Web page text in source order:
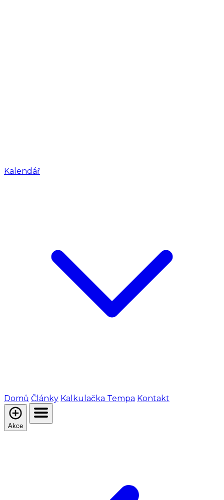
Kalendář
Domů Články Kalkulačka Tempa Kontakt
Akce